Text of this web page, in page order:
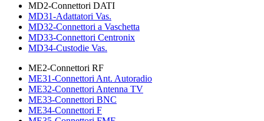
MD2-Connettori DATI
MD31-Adattatori Vas.
MD32-Connettori a Vaschetta
MD33-Connettori Centronix
MD34-Custodie Vas.
ME2-Connettori RF
ME31-Connettori Ant. Autoradio
ME32-Connettori Antenna TV
ME33-Connettori BNC
ME34-Connettori F